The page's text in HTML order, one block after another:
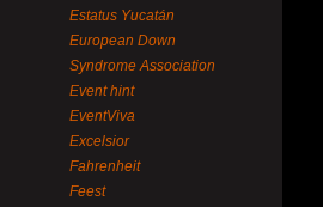
Estatus Yucatán
European Down
Syndrome Association
Event hint
EventViva
Excelsior
Fahrenheit
Feest